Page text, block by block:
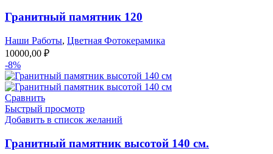
Гранитный памятник 120
Наши Работы, Цветная Фотокерамика
10000,00 ₽
-8%
Сравнить
Быстрый просмотр
Добавить в список желаний
Гранитный памятник высотой 140 см.